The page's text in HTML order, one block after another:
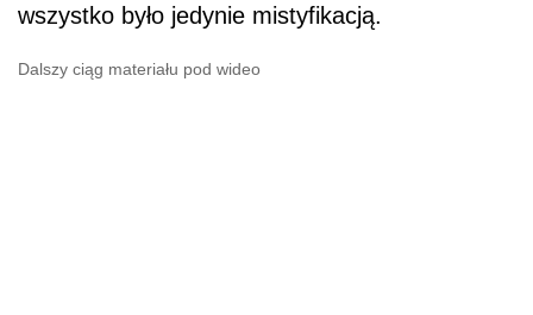
wszystko było jedynie mistyfikacją.
Dalszy ciąg materiału pod wideo